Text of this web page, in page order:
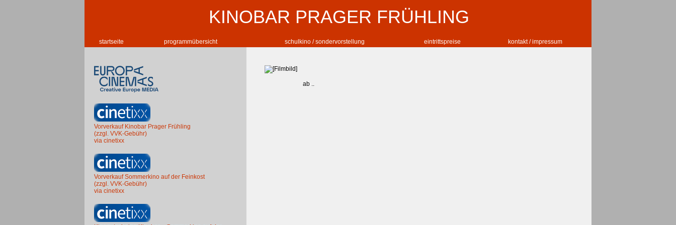
KINOBAR PRAGER FRÜHLING
startseite programmübersicht schulkino / sondervorstellung eintrittspreise kontakt / impressum
Vorverkauf Kinobar Prager Frühling
(zzgl. VVK-Gebühr)
via cinetixx
Vorverkauf Sommerkino auf der Feinkost
(zzgl. VVK-Gebühr)
via cinetixx
ab ..